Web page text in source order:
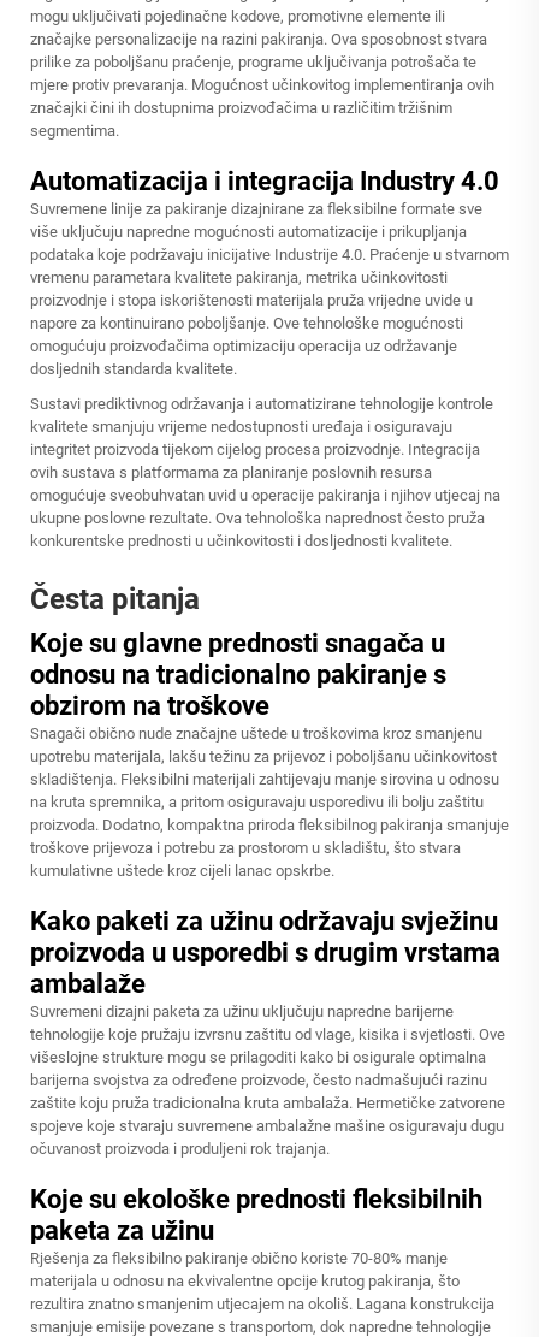
mogu uključivati pojedinačne kodove, promotivne elemente ili
značajke personalizacije na razini pakiranja. Ova sposobnost stvara
prilike za poboljšanu praćenje, programe uključivanja potrošača te
mjere protiv prevaranja. Mogućnost učinkovitog implementiranja ovih
značajki čini ih dostupnima proizvođačima u različitim tržišnim
segmentima.
Automatizacija i integracija Industry 4.0
Suvremene linije za pakiranje dizajnirane za fleksibilne formate sve
više uključuju napredne mogućnosti automatizacije i prikupljanja
podataka koje podržavaju inicijative Industrije 4.0. Praćenje u stvarnom
vremenu parametara kvalitete pakiranja, metrika učinkovitosti
proizvodnje i stopa iskorištenosti materijala pruža vrijedne uvide u
napore za kontinuirano poboljšanje. Ove tehnološke mogućnosti
omogućuju proizvođačima optimizaciju operacija uz održavanje
dosljednih standarda kvalitete.
Sustavi prediktivnog održavanja i automatizirane tehnologije kontrole
kvalitete smanjuju vrijeme nedostupnosti uređaja i osiguravaju
integritet proizvoda tijekom cijelog procesa proizvodnje. Integracija
ovih sustava s platformama za planiranje poslovnih resursa
omogućuje sveobuhvatan uvid u operacije pakiranja i njihov utjecaj na
ukupne poslovne rezultate. Ova tehnološka naprednost često pruža
konkurentske prednosti u učinkovitosti i dosljednosti kvalitete.
Česta pitanja
Koje su glavne prednosti snagača u
odnosu na tradicionalno pakiranje s
obzirom na troškove
Snagači obično nude značajne uštede u troškovima kroz smanjenu
upotrebu materijala, lakšu težinu za prijevoz i poboljšanu učinkovitost
skladištenja. Fleksibilni materijali zahtijevaju manje sirovina u odnosu
na kruta spremnika, a pritom osiguravaju usporedivu ili bolju zaštitu
proizvoda. Dodatno, kompaktna priroda fleksibilnog pakiranja smanjuje
troškove prijevoza i potrebu za prostorom u skladištu, što stvara
kumulativne uštede kroz cijeli lanac opskrbe.
Kako paketi za užinu održavaju svježinu
proizvoda u usporedbi s drugim vrstama
ambalaže
Suvremeni dizajni paketa za užinu uključuju napredne barijerne
tehnologije koje pružaju izvrsnu zaštitu od vlage, kisika i svjetlosti. Ove
višeslojne strukture mogu se prilagoditi kako bi osigurale optimalna
barijerna svojstva za određene proizvode, često nadmašujući razinu
zaštite koju pruža tradicionalna kruta ambalaža. Hermetičke zatvorene
spojeve koje stvaraju suvremene ambalažne mašine osiguravaju dugu
očuvanost proizvoda i produljeni rok trajanja.
Koje su ekološke prednosti fleksibilnih
paketa za užinu
Rješenja za fleksibilno pakiranje obično koriste 70-80% manje
materijala u odnosu na ekvivalentne opcije krutog pakiranja, što
rezultira znatno smanjenim utjecajem na okoliš. Lagana konstrukcija
smanjuje emisije povezane s transportom, dok napredne tehnologije